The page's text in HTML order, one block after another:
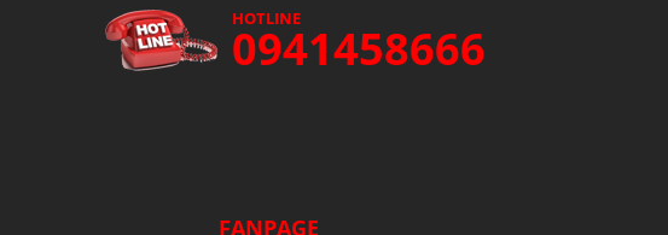
HOTLINE
0941458666
FANPAGE